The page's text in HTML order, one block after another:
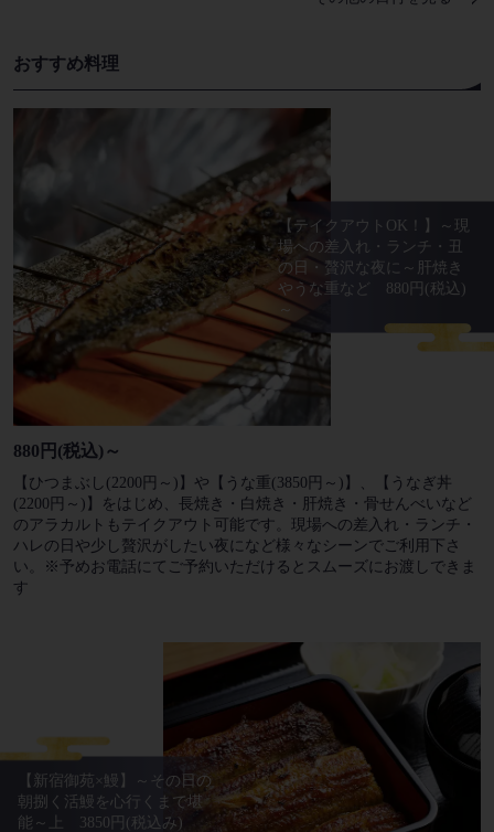
おすすめ料理
【テイクアウトOK！】～現
場への差入れ・ランチ・丑
の日・贅沢な夜に～肝焼き
やうな重など 880円(税込)
～
880円(税込)～
【ひつまぶし(2200円～)】や【うな重(3850円～)】、【うなぎ丼
(2200円～)】をはじめ、長焼き・白焼き・肝焼き・骨せんべいなど
のアラカルトもテイクアウト可能です。現場への差入れ・ランチ・
ハレの日や少し贅沢がしたい夜になど様々なシーンでご利用下さ
い。※予めお電話にてご予約いただけるとスムーズにお渡しできま
す
【新宿御苑×鰻】～その日の
朝捌く活鰻を心行くまで堪
能～上 3850円(税込み)